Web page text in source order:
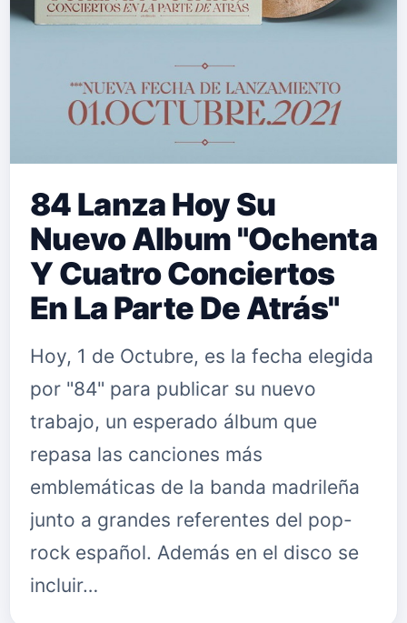
84 Lanza Hoy Su
Nuevo Album "Ochenta
Y Cuatro Conciertos
En La Parte De Atrás"
Hoy, 1 de Octubre, es la fecha elegida
por "84" para publicar su nuevo
trabajo, un esperado álbum que
repasa las canciones más
emblemáticas de la banda madrileña
junto a grandes referentes del pop-
rock español. Además en el disco se
incluir…